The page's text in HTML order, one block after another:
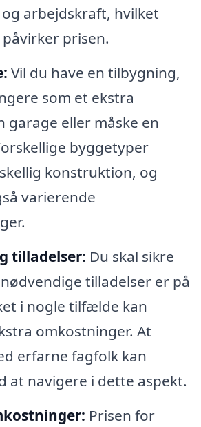
arbejdskraft, hvilket
prisen.
Vil du have en tilbygning,
som et ekstra
garage eller måske en
byggetyper
konstruktion, og
varierende
tilladelser: Du skal sikre
tilladelser er på
i nogle tilfælde kan
omkostninger. At
erfarne fagfolk kan
at navigere i dette aspekt.
Prisen for